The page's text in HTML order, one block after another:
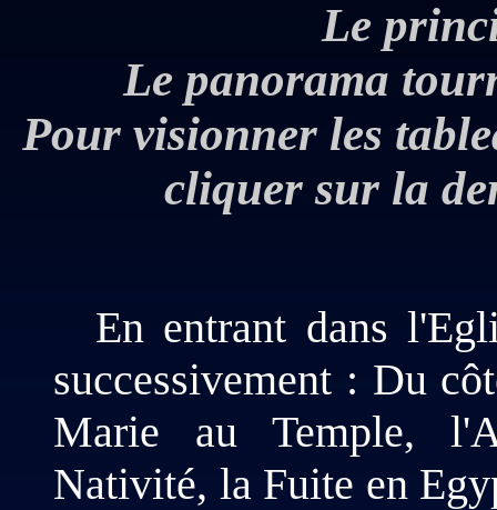
Le
Le panorama
Pour visionner les
cliquer sur la
En entrant dans
successivement : Du
Marie au Temple,
Nativité, la Fuite en